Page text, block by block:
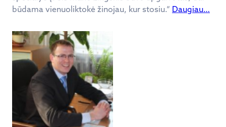
būdama vienuoliktokė žinojau, kur stosiu.“ Daugiau…